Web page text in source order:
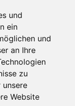
und
ein
und
an Ihre
zu
unsere
Website